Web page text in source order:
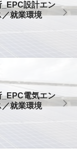
_EPC設計エン
就業環境
_EPC電気エン
就業環境